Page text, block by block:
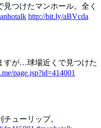
つけたマンホール。全く
http://bit.ly/aBVcda
すが…球場近くで見つけた
page.jsp?id=414001
ューリップ。